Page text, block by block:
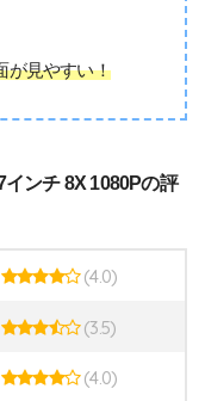
が見やすい！
ンチ 8X 1080Pの評
(4.0)
(3.5)
(4.0)